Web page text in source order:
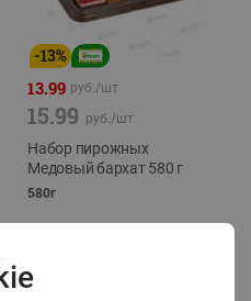
-13%
13.99 руб./шт
15.99 руб./шт
Набор пирожных
Медовый бархат 580 г
580г